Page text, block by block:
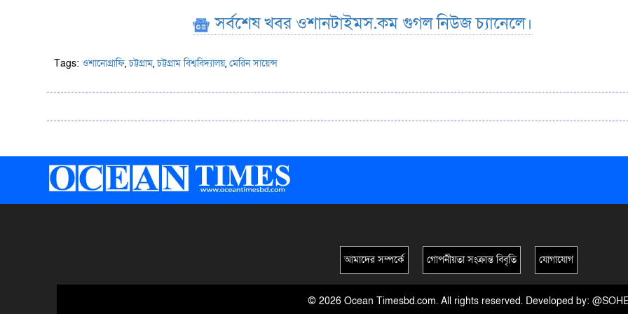
সর্বশেষ খবর ওশানটাইমস.কম গুগল নিউজ চ্যানেলে।
Tags:ওশানোগ্রাফি,চট্টগ্রাম,চট্টগ্রাম বিশ্ববিদ্যালয়,মেরিন সায়েন্স
আমাদের সম্পর্কে গোপনীয়তা সংক্রান্ত বিবৃতি যোগাযোগ
© 2026 Ocean Timesbd.com. All rights reserved. Developed by: